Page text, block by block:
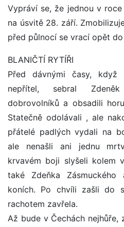
Vypráví se, že jednou v
na úsvitě 28. září.
před půlnocí se vrací opět do
BLANIČTÍ RYTÍŘI
Před dávnými časy, když
nepřítel, sebral
dobrovolníků a obsadili
Statečně odolávali , ale
přátelé padlých vydali na
ale nenašli ani jednu
krvavém boji slyšeli kolem
také Zdeňka
koních. Po chvíli zašli do
rachotem zavřela.
Až bude v Čechách nejhůře,